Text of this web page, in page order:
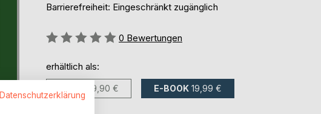
Barrierefreiheit: Eingeschränkt zugänglich
Bewertung::
0 Bewertungen
erhältlich als:
29,90 € E-BOOK 19,99 €
Datenschutzerklärung